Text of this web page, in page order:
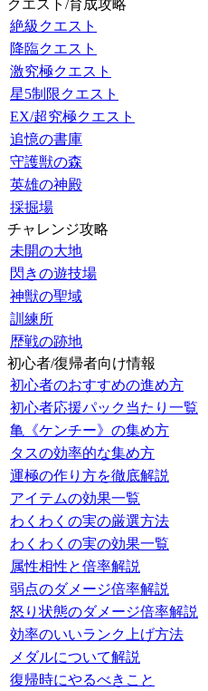
クエスト/育成攻略
絶級クエスト
降臨クエスト
激究極クエスト
星5制限クエスト
EX/超究極クエスト
追憶の書庫
守護獣の森
英雄の神殿
採掘場
チャレンジ攻略
未開の大地
閃きの遊技場
神獣の聖域
訓練所
歴戦の跡地
初心者/復帰者向け情報
初心者のおすすめの進め方
初心者応援パック当たり一覧
亀《ケンチー》の集め方
タスの効率的な集め方
運極の作り方を徹底解説
アイテムの効果一覧
わくわくの実の厳選方法
わくわくの実の効果一覧
属性相性と倍率解説
弱点のダメージ倍率解説
怒り状態のダメージ倍率解説
効率のいいランク上げ方法
メダルについて解説
復帰時にやるべきこと